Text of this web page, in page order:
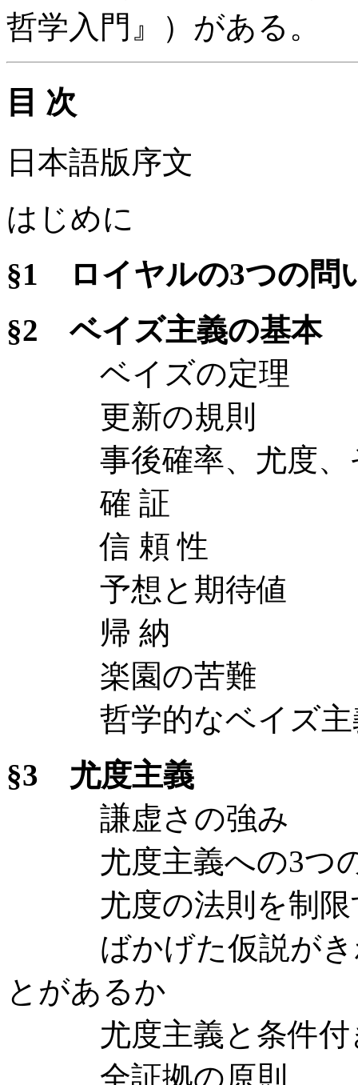
哲学入門』）がある。
目 次
日本語版序文
はじめに
§1 ロイヤルの3つの問
§2 ベイズ主義の基本
ベイズの定理
更新の規則
事後確率、尤度、
確 証
信 頼 性
予想と期待値
帰 納
楽園の苦難
哲学的なベイズ主
§3 尤度主義
謙虚さの強み
尤度主義への3つ
尤度の法則を制限
ばかげた仮説がきわ
とがあるか
尤度主義と条件付
全証拠の原則